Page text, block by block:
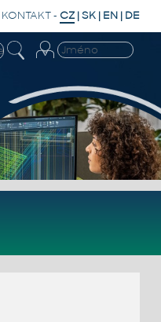
KONTAKT- CZ |SK | EN | DE